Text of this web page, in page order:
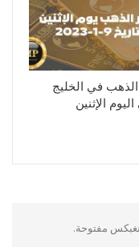
في الخليج
الإثنين
مفتوحة.